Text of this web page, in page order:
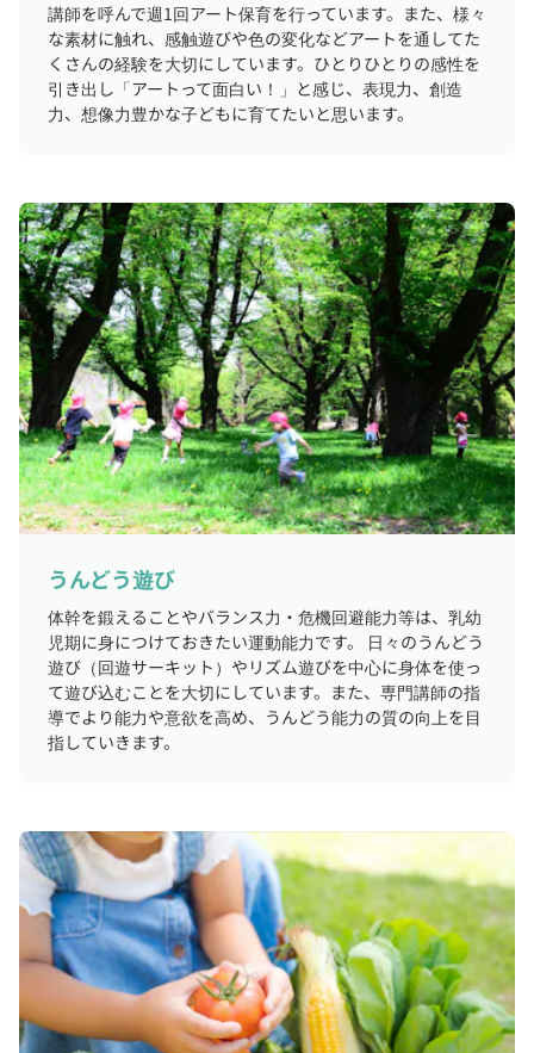
講師を呼んで週1回アート保育を行っています。また、様々
な素材に触れ、感触遊びや色の変化などアートを通してた
くさんの経験を大切にしています。ひとりひとりの感性を
引き出し「アートって面白い！」と感じ、表現力、創造
力、想像力豊かな子どもに育てたいと思います。
うんどう遊び
体幹を鍛えることやバランス力・危機回避能力等は、乳幼
児期に身につけておきたい運動能力です。 日々のうんどう
遊び（回遊サーキット）やリズム遊びを中心に身体を使っ
て遊び込むことを大切にしています。また、専門講師の指
導でより能力や意欲を高め、うんどう能力の質の向上を目
指していきます。